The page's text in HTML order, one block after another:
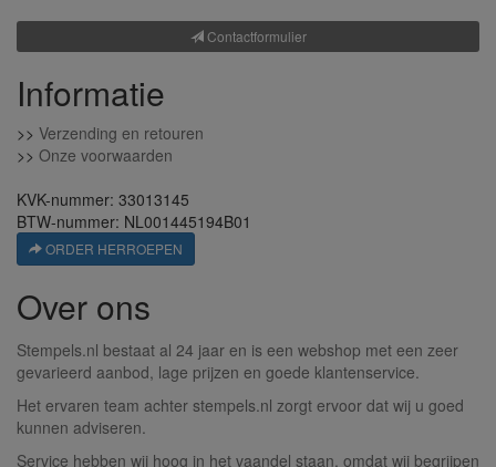
Contactformulier
Informatie
>> Verzending en retouren
>> Onze voorwaarden
KVK-nummer: 33013145
BTW-nummer: NL001445194B01
ORDER HERROEPEN
Over ons
Stempels.nl bestaat al 24 jaar en is een webshop met een zeer
gevarieerd aanbod, lage prijzen en goede klantenservice.
Het ervaren team achter stempels.nl zorgt ervoor dat wij u goed
kunnen adviseren.
Service hebben wij hoog in het vaandel staan, omdat wij begrijpen